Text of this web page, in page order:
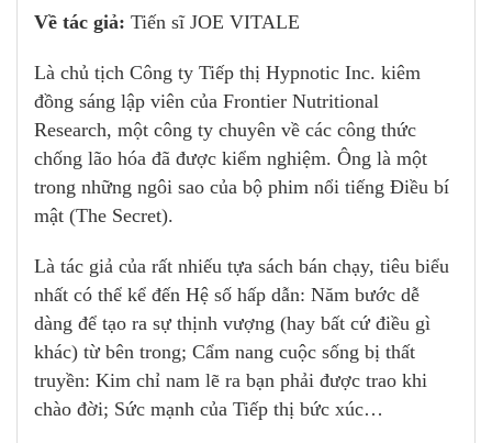
Về tác giả: Tiến sĩ JOE VITALE
Là chủ tịch Công ty Tiếp thị Hypnotic Inc. kiêm
đồng sáng lập viên của Frontier Nutritional
Research, một công ty chuyên về các công thức
chống lão hóa đã được kiểm nghiệm. Ông là một
trong những ngôi sao của bộ phim nổi tiếng Điều bí
mật (The Secret).
Là tác giả của rất nhiếu tựa sách bán chạy, tiêu biểu
nhất có thể kể đến Hệ số hấp dẫn: Năm bước dễ
dàng để tạo ra sự thịnh vượng (hay bất cứ điều gì
khác) từ bên trong; Cẩm nang cuộc sống bị thất
truyền: Kim chỉ nam lẽ ra bạn phải được trao khi
chào đời; Sức mạnh của Tiếp thị bức xúc…